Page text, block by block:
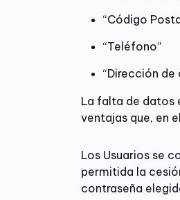
“Código
“Teléfono”
“Dirección
La falta de datos
ventajas que, en
Los Usuarios se
permitida la
contraseña